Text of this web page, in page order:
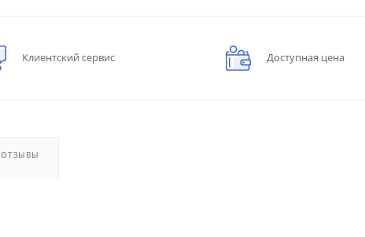
Клиентский сервис Доступная цена
ОТЗЫВЫ